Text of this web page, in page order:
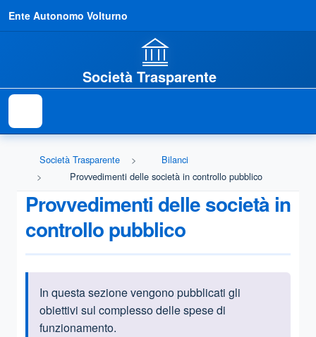
Ente Autonomo Volturno
Società Trasparente
Società Trasparente
Bilanci
Provvedimenti delle società in controllo pubblico
Provvedimenti delle società in
controllo pubblico
Informazioni introduttive
In questa sezione vengono pubblicati gli
obiettivi sul complesso delle spese di
funzionamento.